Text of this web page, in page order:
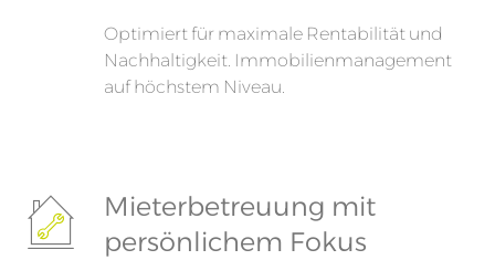
Optimiert für maximale Rentabilität und
Nachhaltigkeit. Immobilienmanagement
auf höchstem Niveau.
Mieterbetreuung mit
persönlichem Fokus